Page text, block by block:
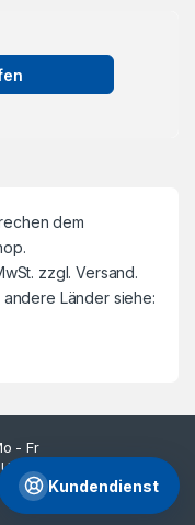
dem
zzgl. Versand.
Länder siehe:
- Fr
Kundendienst